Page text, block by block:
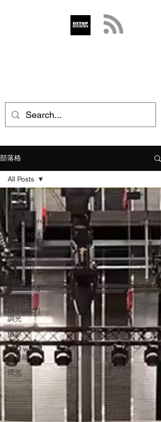
部落格
All Posts
Virtual
Production
ST 2110 &
Timecode
Storage |
高速儲存
Live |
Streaming
& OTT
DI | CMS |
調光
攝影
LED walls |
電視牆
燈光
All Posts